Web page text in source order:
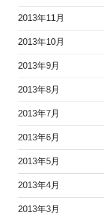
2013年11月
2013年10月
2013年9月
2013年8月
2013年7月
2013年6月
2013年5月
2013年4月
2013年3月